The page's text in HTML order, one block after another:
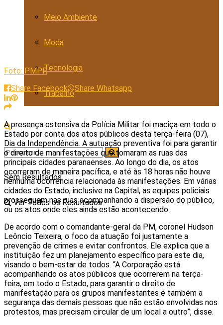
Meio Ambiente
Moda
Tecnologia
Trabalho
Sem Resultados
Ver Todos os Resultados
Foto: PMPR
Share Facebook
Share Whatsapp
A presença ostensiva da Polícia Militar foi maciça em todo o
Estado por conta dos atos públicos desta terça-feira (07),
Dia da Independência. A autuação preventiva foi para garantir
o direito de manifestações que tomaram as ruas das
principais cidades paranaenses. Ao longo do dia, os atos
ocorreram de maneira pacífica, e até às 18 horas não houve
nenhuma ocorrência relacionada às manifestações. Em várias
cidades do Estado, inclusive na Capital, as equipes policiais
prosseguem nas ruas acompanhando a dispersão do público,
ou os atos onde eles ainda estão acontecendo.
De acordo com o comandante-geral da PM, coronel Hudson
Leôncio Teixeira, o foco da atuação foi justamente a
prevenção de crimes e evitar confrontos. Ele explica que a
instituição fez um planejamento específico para este dia,
visando o bem-estar de todos. “A Corporação está
acompanhando os atos públicos que ocorrerem na terça-
feira, em todo o Estado, para garantir o direito de
manifestação para os grupos manifestantes e também a
segurança das demais pessoas que não estão envolvidas nos
protestos, mas precisam circular de um local a outro”, disse.